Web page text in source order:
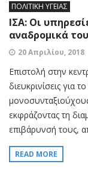
ΠΟΛΙΤΙΚΗ ΥΓΕΙΑΣ
ΙΣΑ: Οι
αναδρομικά
20 Απριλίου, 2018
Επιστολή στην
διευκρινίσεις για
εκφράζοντας τη
επιβάρυνσή τους,
READ MORE